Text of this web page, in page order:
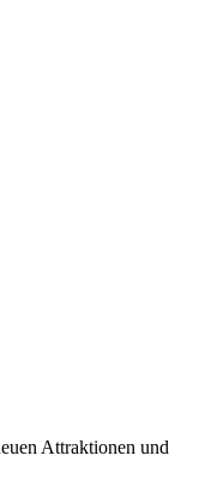
Attraktionen und